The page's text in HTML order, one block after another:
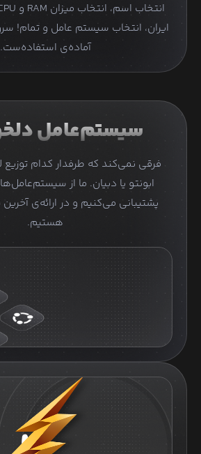
ایران، انتخاب سیستم عامل و تمام!
آماده‌ی استفاده‌ست.
سیستم‌عامل
فرقی نمی‌کند که طرفدار کدام
ابونتو یا دبیان. ما از
پشتیبانی می‌کنیم و در ارائه‌ی
هستیم.